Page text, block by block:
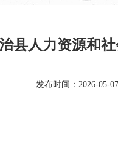
县人力资源和
发布时间：2026-05-07